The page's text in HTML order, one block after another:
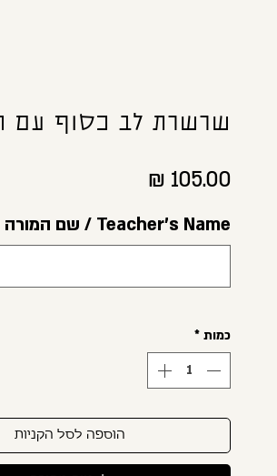
שרשרת לב כסוף עם
Teacher's Name / שם המורה או הגננת
כמות *
הוספה לסל הקניות